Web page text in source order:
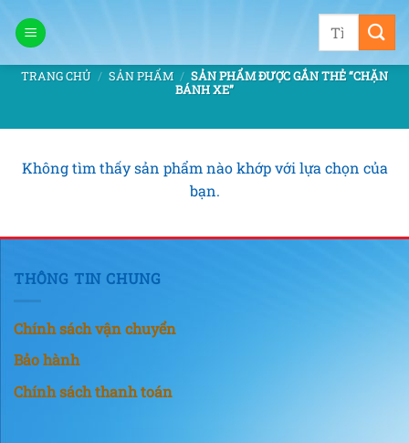
qua
dung
Tìm
TRANG CHỦ / SẢN PHẨM / SẢN PHẨM ĐƯỢC GẮN THẺ “CHẶN
BÁNH XE”
Không tìm thấy sản phẩm nào khớp với lựa chọn của
bạn.
THÔNG TIN CHUNG
Chính sách vận chuyển
Bảo hành
Chính sách thanh toán